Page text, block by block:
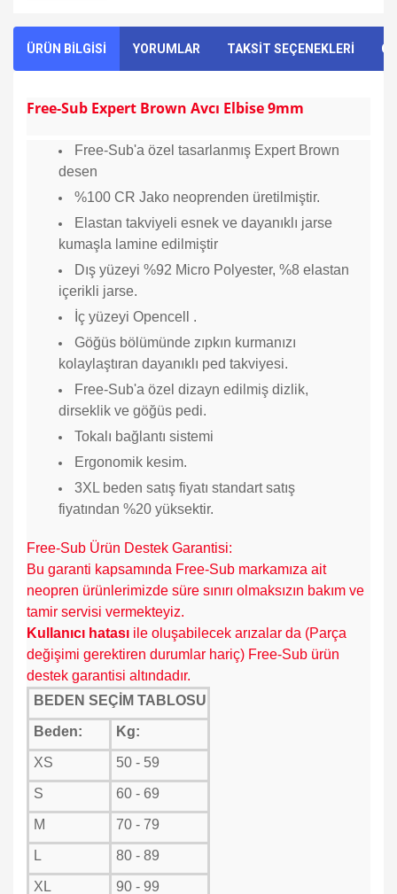
ÜRÜN BİLGİSİ YORUMLAR TAKSİT SEÇENEKLERİ
Free-Sub Expert Brown Avcı Elbise 9mm
Free-Sub'a özel tasarlanmış Expert Brown
desen
%100 CR Jako neoprenden üretilmiştir.
Elastan takviyeli esnek ve dayanıklı jarse
kumaşla lamine edilmiştir
Dış yüzeyi %92 Micro Polyester, %8 elastan
içerikli jarse.
İç yüzeyi Opencell .
Göğüs bölümünde zıpkın kurmanızı
kolaylaştıran dayanıklı ped takviyesi.
Free-Sub'a özel dizayn edilmiş dizlik,
dirseklik ve göğüs pedi.
Tokalı bağlantı sistemi
Ergonomik kesim.
3XL beden satış fiyatı standart satış
fiyatından %20 yüksektir.
Free-Sub Ürün Destek Garantisi:
Bu garanti kapsamında Free-Sub markamıza ait
neopren ürünlerimizde süre sınırı olmaksızın bakım ve
tamir servisi vermekteyiz.
Kullanıcı hatası ile oluşabilecek arızalar da (Parça
değişimi gerektiren durumlar hariç) Free-Sub ürün
destek garantisi altındadır.
BEDEN SEÇİM TABLOSU
Beden: Kg:
XS 50 - 59
S 60 - 69
M 70 - 79
L 80 - 89
XL 90 - 99